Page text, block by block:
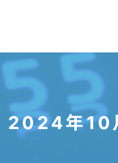
2024年10